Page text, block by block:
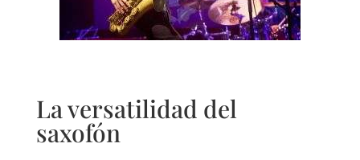
La versatilidad del
saxofón